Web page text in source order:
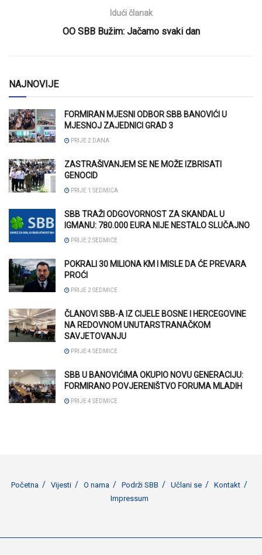
Idući članak
OO SBB Bužim: Jačamo svaki dan
NAJNOVIJE
FORMIRAN MJESNI ODBOR SBB BANOVIĆI U
MJESNOJ ZAJEDNICI GRAD 3
PRIJE 2 DANA
ZASTRAŠIVANJEM SE NE MOŽE IZBRISATI
GENOCID
PRIJE 1 SEDMICA
SBB TRAŽI ODGOVORNOST ZA SKANDAL U
IGMANU: 780.000 EURA NIJE NESTALO SLUČAJNO
PRIJE 2 SEDMICE
POKRALI 30 MILIONA KM I MISLE DA ĆE PREVARA
PROĆI
PRIJE 2 SEDMICE
ČLANOVI SBB-A IZ CIJELE BOSNE I HERCEGOVINE
NA REDOVNOM UNUTARSTRANAČKOM
SAVJETOVANJU
PRIJE 4 SEDMICE
SBB U BANOVIĆIMA OKUPIO NOVU GENERACIJU:
FORMIRANO POVJERENIŠTVO FORUMA MLADIH
PRIJE 4 SEDMICE
Početna Vijesti O nama Podrži SBB Učlani se
Kontakt
Impressum